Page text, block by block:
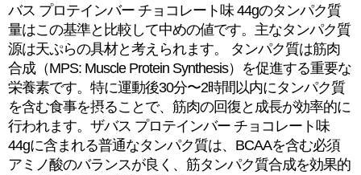
バス プロテインバー チョコレート味 44gのタンパク質
量はこの基準と比較して中めの値です。主なタンパク質
源は天ぷらの具材と考えられます。 タンパク質は筋肉
合成（MPS: Muscle Protein Synthesis）を促進する重要な
栄養素です。特に運動後30分〜2時間以内にタンパク質
を含む食事を摂ることで、筋肉の回復と成長が効率的に
行われます。ザバス プロテインバー チョコレート味
44gに含まれる普通なタンパク質は、BCAAを含む必須
アミノ酸のバランスが良く、筋タンパク質合成を効果的